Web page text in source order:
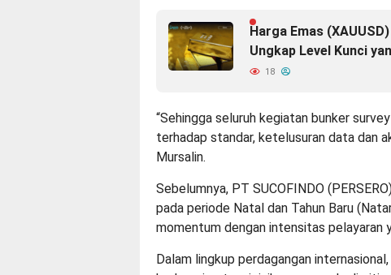
Harga Emas
Ungkap Level Kunci
18
“Sehingga seluruh kegiatan bunker
terhadap standar, ketelusuran data dan
Mursalin.
Sebelumnya, PT SUCOFINDO
pada periode Natal dan Tahun Baru
momentum dengan intensitas pelayaran
Dalam lingkup perdagangan